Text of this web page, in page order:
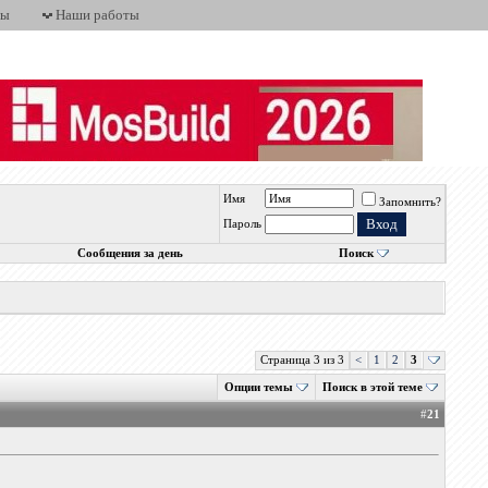
Наши работы
Имя
Запомнить?
Пароль
Сообщения за день Поиск
Страница 3 из 3 < 1 2 3
Опции темы Поиск в этой теме
#21